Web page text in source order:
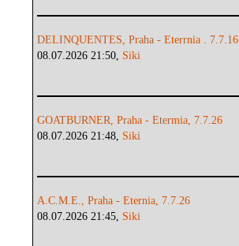
DELINQUENTES, Praha - Eterrnia . 7.7.16
08.07.2026 21:50, Siki
GOATBURNER, Praha - Etermia, 7.7.26
08.07.2026 21:48, Siki
A.C.M.E., Praha - Eternia, 7.7.26
08.07.2026 21:45, Siki